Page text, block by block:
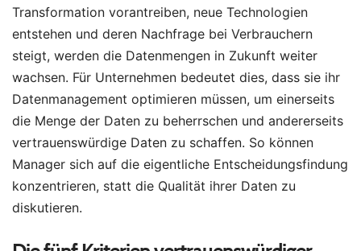
Transformation vorantreiben, neue Technologien
entstehen und deren Nachfrage bei Verbrauchern
steigt, werden die Datenmengen in Zukunft weiter
wachsen. Für Unternehmen bedeutet dies, dass sie ihr
Datenmanagement optimieren müssen, um einerseits
die Menge der Daten zu beherrschen und andererseits
vertrauenswürdige Daten zu schaffen. So können
Manager sich auf die eigentliche Entscheidungsfindung
konzentrieren, statt die Qualität ihrer Daten zu
diskutieren.